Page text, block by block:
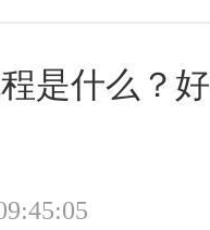
是什么？好